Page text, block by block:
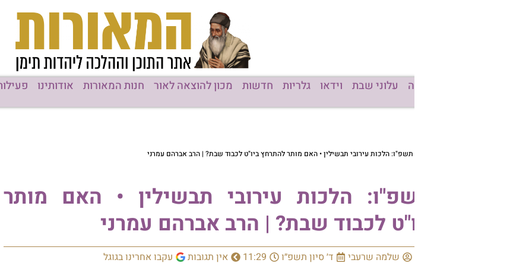
גלריות חדשות מכון להוצאה לאור חנות המאורות אודותינו פעילות המוסדות
הלכות עירובי תבשילין • האם מותר להתרחץ ביו"ט לכבוד שבת? | הרב אברהם עמרני
הלכות עירובי תבשילין • האם מותר
לכבוד שבת? | הרב אברהם עמרני
ד׳ סיון תשפ״ו 11:29 אין תגובות עקבו אחרינו בגוגל
תוכן